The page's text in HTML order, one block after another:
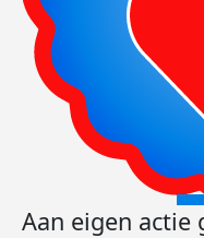
Aan eigen actie